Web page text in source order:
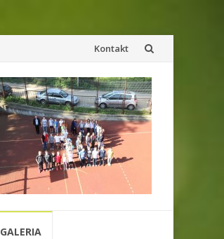
Przejdź
do
treści
Kontakt
GALERIA